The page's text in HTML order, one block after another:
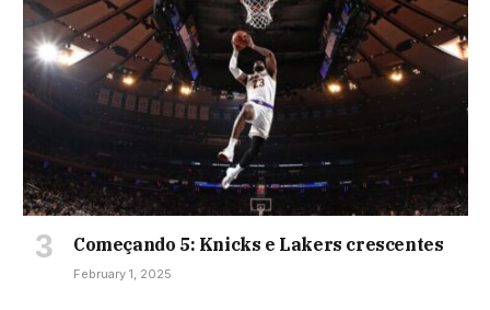
Começando 5: Knicks e Lakers crescentes
February 1, 2025